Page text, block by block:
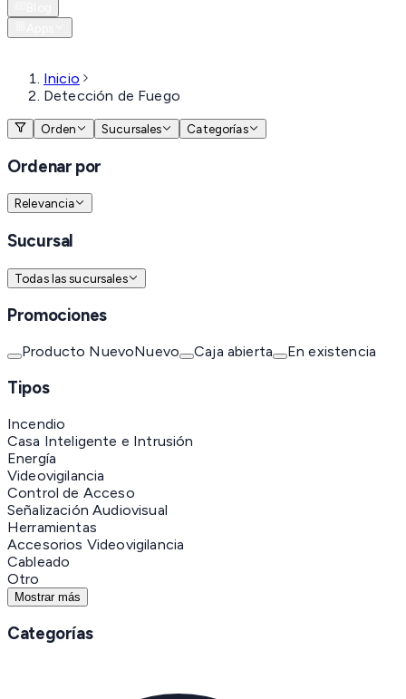
Inicio
Detección de Fuego
Orden Sucursales Categorías
Ordenar por
Relevancia
Sucursal
Todas las sucursales
Promociones
Producto NuevoNuevo Caja abierta En existencia
Tipos
Incendio
Casa Inteligente e Intrusión
Energía
Videovigilancia
Control de Acceso
Señalización Audiovisual
Herramientas
Accesorios Videovigilancia
Cableado
Otro
Mostrar más
Categorías